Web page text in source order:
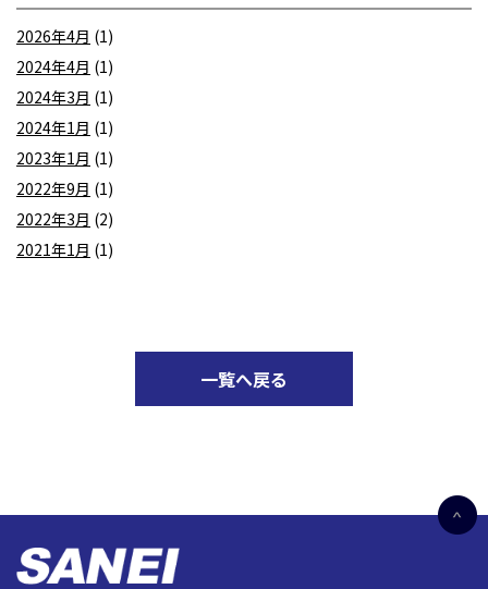
2026年4月 (1)
2024年4月 (1)
2024年3月 (1)
2024年1月 (1)
2023年1月 (1)
2022年9月 (1)
2022年3月 (2)
2021年1月 (1)
一覧へ戻る